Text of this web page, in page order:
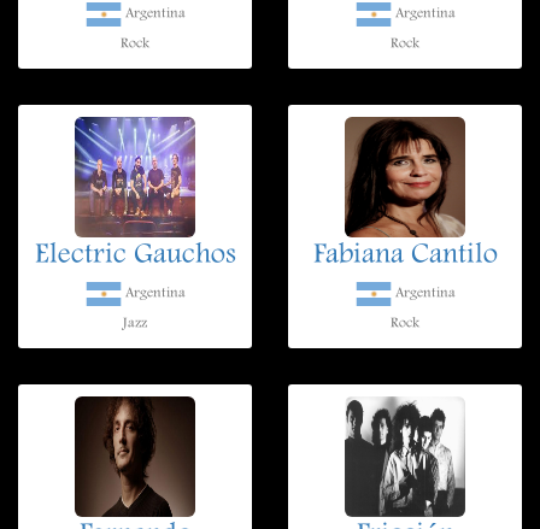
Argentina
Rock
Argentina
Rock
Electric Gauchos
Argentina
Jazz
Fabiana Cantilo
Argentina
Rock